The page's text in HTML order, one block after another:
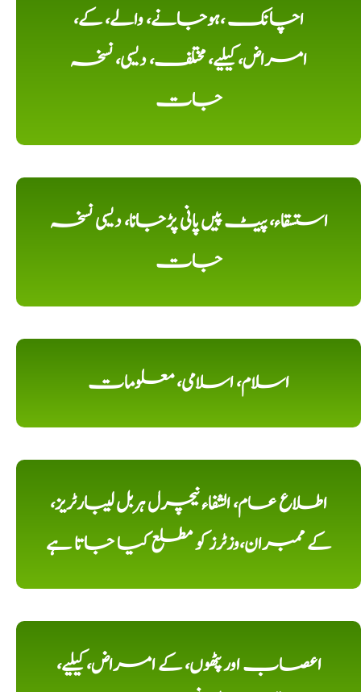
اچانک ،ہوجانے، والے، کے،
امراض، کیلیے، مختلف، دیسی، نسخہ
جات
استسقاء، پیٹ پیں پانی پڑجانا، دیسی نسخہ
جات
اسلام، اسلامی، معلومات
اطلاع عام، الشفاء نیچرل ہربل لیبارٹریز،
کے ممبران،وزٹرز کو مطلع کیا جاتا ہے
اعصاب اور پٹھوں، کے امراض، کیلیے،